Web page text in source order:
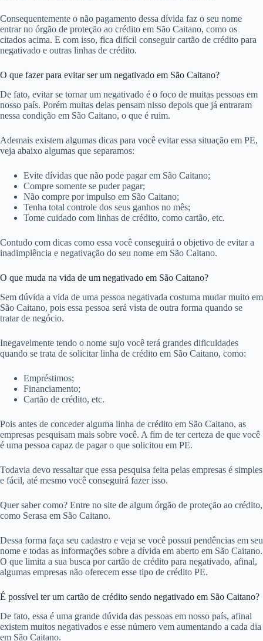
Consequentemente o não pagamento dessa dívida faz o seu nome
entrar no órgão de proteção ao crédito em São Caitano, como os
citados acima. E com isso, fica difícil conseguir cartão de crédito para
negativado e outras linhas de crédito.
O que fazer para evitar ser um negativado em São Caitano?
De fato, evitar se tornar um negativado é o foco de muitas pessoas em
nosso país. Porém muitas delas pensam nisso depois que já entraram
nessa condição em São Caitano, o que é ruim.
Ademais existem algumas dicas para você evitar essa situação em PE,
veja abaixo algumas que separamos:
Evite dívidas que não pode pagar em São Caitano;
Compre somente se puder pagar;
Não compre por impulso em São Caitano;
Tenha total controle dos seus ganhos no mês;
Tome cuidado com linhas de crédito, como cartão, etc.
Contudo com dicas como essa você conseguirá o objetivo de evitar a
inadimplência e negativação do seu nome em São Caitano.
O que muda na vida de um negativado em São Caitano?
Sem dúvida a vida de uma pessoa negativada costuma mudar muito em
São Caitano, pois essa pessoa será vista de outra forma quando se
tratar de negócio.
Inegavelmente tendo o nome sujo você terá grandes dificuldades
quando se trata de solicitar linha de crédito em São Caitano, como:
Empréstimos;
Financiamento;
Cartão de crédito, etc.
Pois antes de conceder alguma linha de crédito em São Caitano, as
empresas pesquisam mais sobre você. A fim de ter certeza de que você
é uma pessoa capaz de pagar o que solicitou em PE.
Todavia devo ressaltar que essa pesquisa feita pelas empresas é simples
e fácil, até mesmo você conseguirá fazer isso.
Quer saber como? Entre no site de algum órgão de proteção ao crédito,
como Serasa em São Caitano.
Dessa forma faça seu cadastro e veja se você possui pendências em seu
nome e todas as informações sobre a dívida em aberto em São Caitano.
O que limita a sua busca por cartão de crédito para negativado, afinal,
algumas empresas não oferecem esse tipo de crédito PE.
É possível ter um cartão de crédito sendo negativado em São Caitano?
De fato, essa é uma grande dúvida das pessoas em nosso país, afinal
existem muitos negativados e esse número vem aumentando a cada dia
em São Caitano.